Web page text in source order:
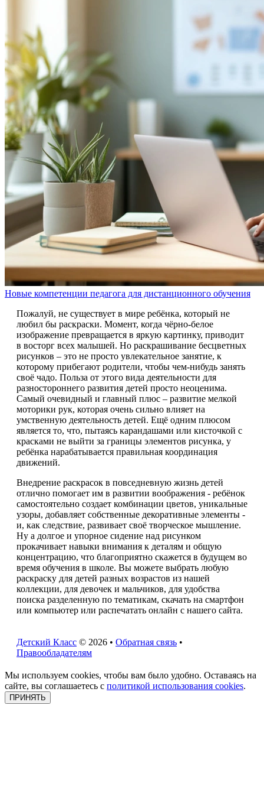
Новые компетенции педагога для дистанционного обучения
Пожалуй, не существует в мире ребёнка, который не
любил бы раскраски. Момент, когда чёрно-белое
изображение превращается в яркую картинку, приводит
в восторг всех малышей. Но раскрашивание бесцветных
рисунков – это не просто увлекательное занятие, к
которому прибегают родители, чтобы чем-нибудь занять
своё чадо. Польза от этого вида деятельности для
разностороннего развития детей просто неоценима.
Самый очевидный и главный плюс – развитие мелкой
моторики рук, которая очень сильно влияет на
умственную деятельность детей. Ещё одним плюсом
является то, что, пытаясь карандашами или кисточкой с
красками не выйти за границы элементов рисунка, у
ребёнка нарабатывается правильная координация
движений.
Внедрение раскрасок в повседневную жизнь детей
отлично помогает им в развитии воображения - ребёнок
самостоятельно создает комбинации цветов, уникальные
узоры, добавляет собственные декоративные элементы -
и, как следствие, развивает своё творческое мышление.
Ну а долгое и упорное сидение над рисунком
прокачивает навыки внимания к деталям и общую
концентрацию, что благоприятно скажется в будущем во
время обучения в школе. Вы можете выбрать любую
раскраску для детей разных возрастов из нашей
коллекции, для девочек и мальчиков, для удобства
поиска разделенную по тематикам, скачать на смартфон
или компьютер или распечатать онлайн с нашего сайта.
Детский Класс © 2026 • Обратная связь •
Правообладателям
Мы используем cookies, чтобы вам было удобно. Оставаясь на
сайте, вы соглашаетесь с политикой использования cookies.
ПРИНЯТЬ